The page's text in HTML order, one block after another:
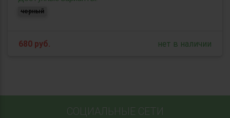
черный
680 руб. нет в наличии
СОЦИАЛЬНЫЕ СЕТИ